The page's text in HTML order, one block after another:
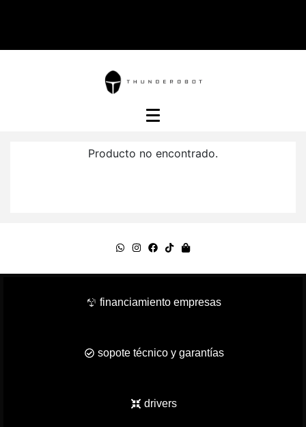
Producto no encontrado.
financiamiento empresas
sopote técnico y garantías
drivers